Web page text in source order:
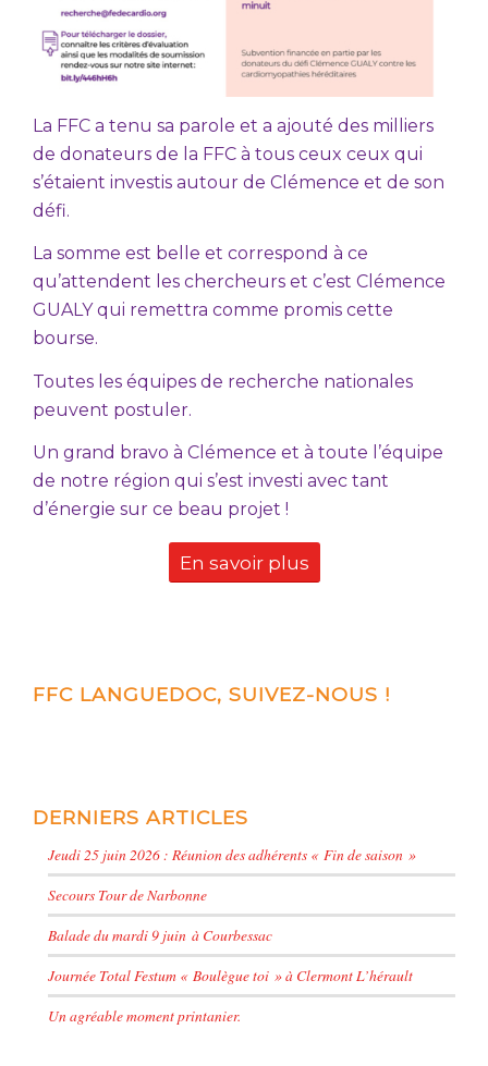
La FFC a tenu sa parole et a ajouté des milliers
de donateurs de la FFC à tous ceux ceux qui
s’étaient investis autour de Clémence et de son
défi.
La somme est belle et correspond à ce
qu’attendent les chercheurs et c’est Clémence
GUALY qui remettra comme promis cette
bourse.
Toutes les équipes de recherche nationales
peuvent postuler.
Un grand bravo à Clémence et à toute l’équipe
de notre région qui s’est investi avec tant
d’énergie sur ce beau projet !
En savoir plus
FFC LANGUEDOC, SUIVEZ-NOUS !
DERNIERS ARTICLES
Jeudi 25 juin 2026 : Réunion des adhérents « Fin de saison »
Secours Tour de Narbonne
Balade du mardi 9 juin à Courbessac
Journée Total Festum « Boulègue toi » à Clermont L’hérault
Un agréable moment printanier.